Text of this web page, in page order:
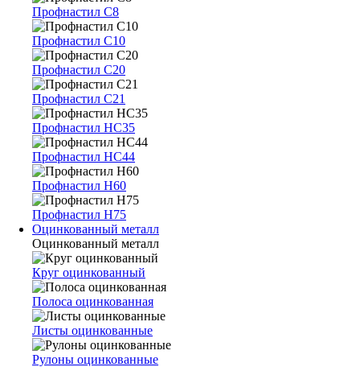
Профнастил С8
Профнастил С10
Профнастил С20
Профнастил С21
Профнастил НС35
Профнастил НС44
Профнастил Н60
Профнастил Н75
Оцинкованный металл
Оцинкованный металл
Круг оцинкованный
Полоса оцинкованная
Листы оцинкованные
Рулоны оцинкованные